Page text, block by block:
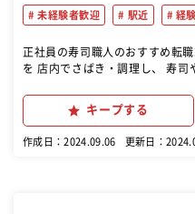
未経験者歓迎 駅近 経
正社員の寿司職人のおすすめ転職求人ですよ。
を 店内でさばき・調理し、 寿司
に提供していただきます。
キープする
作成日：2024.09.06 更新日：